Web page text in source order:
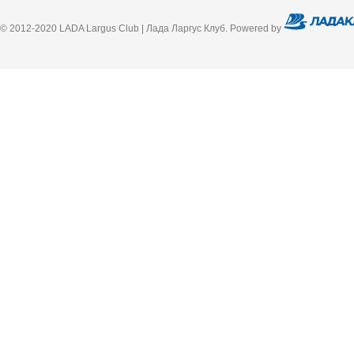
© 2012-2020 LADA Largus Club | Лада Ларгус Клуб. Powered by